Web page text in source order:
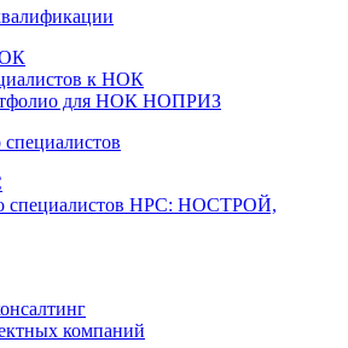
к НОК
для НОК НОПРИЗ
специалистов НРС: НОСТРОЙ,
компаний